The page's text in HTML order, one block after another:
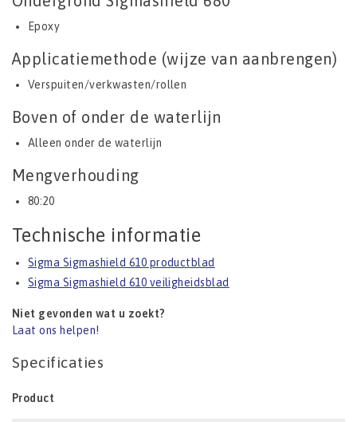
Epoxy
Applicatiemethode (wijze van aanbrengen)
Verspuiten/verkwasten/rollen
Boven of onder de waterlijn
Alleen onder de waterlijn
Mengverhouding
80:20
Technische informatie
Sigma Sigmashield 610 productblad
Sigma Sigmashield 610 veiligheidsblad
Niet gevonden wat u zoekt?
Laat ons helpen!
Specificaties
Product